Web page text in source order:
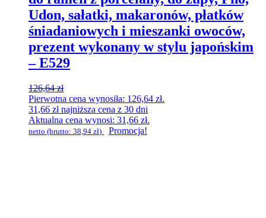
Udon, sałatki, makaronów, płatków
śniadaniowych i mieszanki owoców,
prezent wykonany w stylu japońskim
– E529
126,64zł
Pierwotna cena wynosiła: 126,64 zł.
31,66 złnajniższa cena z 30 dni
Aktualna cena wynosi: 31,66 zł.
netto (brutto: 38,94 zł) Promocja!